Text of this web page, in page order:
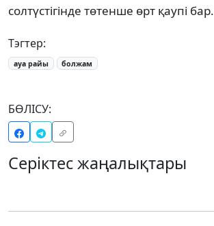
солтүстігінде төтенше өрт қаупі бар.
Тэгтер:
ауа райы болжам
БӨЛІСУ:
Серіктес жаңалықтары